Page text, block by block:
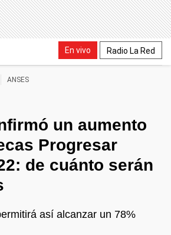
En vivo Radio La Red
ANSES
un aumento
Progresar
de cuánto serán
así alcanzar un 78%